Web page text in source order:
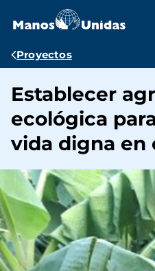
contenido
Ruta
navegación
Proyectos
Establecer
ecológica
vida digna en